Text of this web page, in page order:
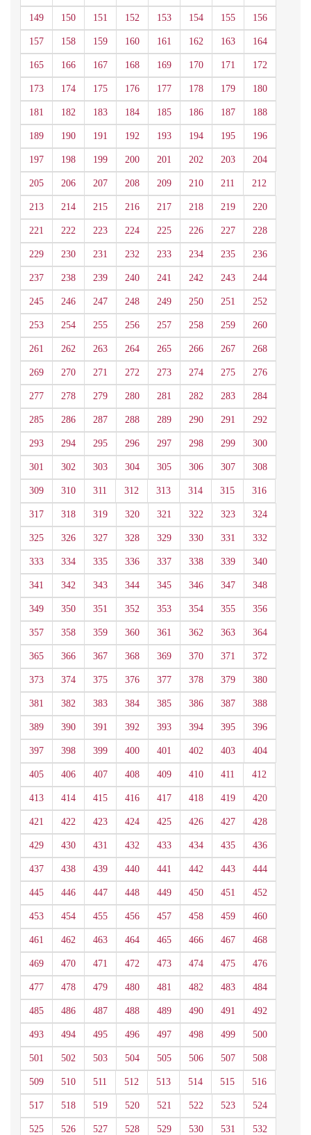
149 150 151 152 153 154 155 156
157 158 159 160 161 162 163 164
165 166 167 168 169 170 171 172
173 174 175 176 177 178 179 180
181 182 183 184 185 186 187 188
189 190 191 192 193 194 195 196
197 198 199 200 201 202 203 204
205 206 207 208 209 210 211 212
213 214 215 216 217 218 219 220
221 222 223 224 225 226 227 228
229 230 231 232 233 234 235 236
237 238 239 240 241 242 243 244
245 246 247 248 249 250 251 252
253 254 255 256 257 258 259 260
261 262 263 264 265 266 267 268
269 270 271 272 273 274 275 276
277 278 279 280 281 282 283 284
285 286 287 288 289 290 291 292
293 294 295 296 297 298 299 300
301 302 303 304 305 306 307 308
309 310 311 312 313 314 315 316
317 318 319 320 321 322 323 324
325 326 327 328 329 330 331 332
333 334 335 336 337 338 339 340
341 342 343 344 345 346 347 348
349 350 351 352 353 354 355 356
357 358 359 360 361 362 363 364
365 366 367 368 369 370 371 372
373 374 375 376 377 378 379 380
381 382 383 384 385 386 387 388
389 390 391 392 393 394 395 396
397 398 399 400 401 402 403 404
405 406 407 408 409 410 411 412
413 414 415 416 417 418 419 420
421 422 423 424 425 426 427 428
429 430 431 432 433 434 435 436
437 438 439 440 441 442 443 444
445 446 447 448 449 450 451 452
453 454 455 456 457 458 459 460
461 462 463 464 465 466 467 468
469 470 471 472 473 474 475 476
477 478 479 480 481 482 483 484
485 486 487 488 489 490 491 492
493 494 495 496 497 498 499 500
501 502 503 504 505 506 507 508
509 510 511 512 513 514 515 516
517 518 519 520 521 522 523 524
525 526 527 528 529 530 531 532